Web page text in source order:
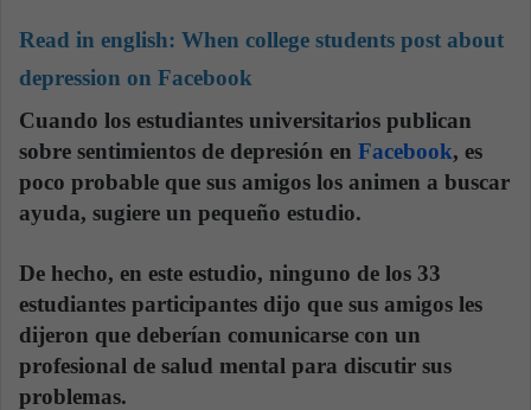
Read in english: When college students post about
depression on Facebook
Cuando los estudiantes universitarios publican
sobre sentimientos de depresión en Facebook, es
poco probable que sus amigos los animen a buscar
ayuda, sugiere un pequeño estudio.
De hecho, en este estudio, ninguno de los 33
estudiantes participantes dijo que sus amigos les
dijeron que deberían comunicarse con un
profesional de salud mental para discutir sus
problemas.